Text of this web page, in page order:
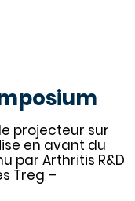
projecteur sur
en avant du
par Arthritis R&D
Treg –